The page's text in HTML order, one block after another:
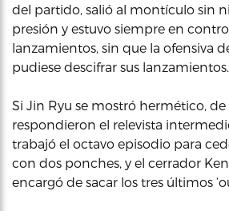
del partido, salió al montículo sin
presión y estuvo siempre en
lanzamientos, sin que la ofensiva
pudiese descifrar sus lanzamientos.
Si Jin Ryu se mostró hermético,
respondieron el relevista
trabajó el octavo episodio para
con dos ponches, y el cerrador
encargó de sacar los tres últimos